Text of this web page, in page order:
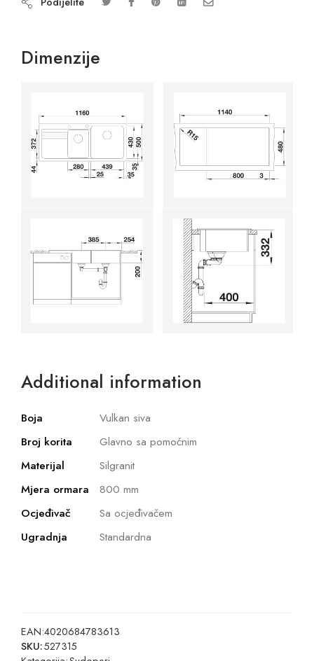
Dimenzije
Additional information
Boja
Vulkan siva
Broj korita
Glavno sa pomoćnim
Materijal
Silgranit
Mjera ormara
800 mm
Ocjeđivač
Sa ocjeđivačem
Ugradnja
Standardna
EAN:4020684783613
SKU:527315